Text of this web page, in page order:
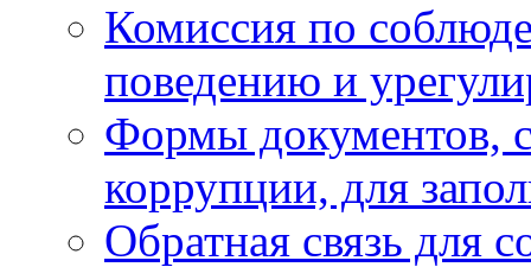
Комиссия по
поведению и
Формы документов,
коррупции, для
Обратная связь для